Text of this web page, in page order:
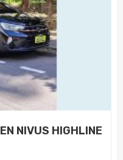
NIVUS HIGHLINE